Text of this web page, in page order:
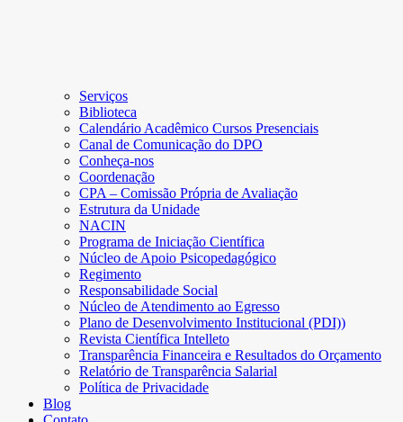
Serviços
Biblioteca
Calendário Acadêmico Cursos Presenciais
Canal de Comunicação do DPO
Conheça-nos
Coordenação
CPA – Comissão Própria de Avaliação
Estrutura da Unidade
NACIN
Programa de Iniciação Científica
Núcleo de Apoio Psicopedagógico
Regimento
Responsabilidade Social
Núcleo de Atendimento ao Egresso
Plano de Desenvolvimento Institucional (PDI))
Revista Científica Intelleto
Transparência Financeira e Resultados do Orçamento
Relatório de Transparência Salarial
Política de Privacidade
Blog